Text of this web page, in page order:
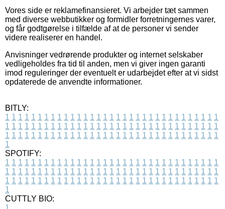
Vores side er reklamefinansieret. Vi arbejder tæt sammen
med diverse webbutikker og formidler forretningernes varer,
og får godtgørelse i tilfælde af at de personer vi sender
videre realiserer en handel.
Anvisninger vedrørende produkter og internet selskaber
vedligeholdes fra tid til anden, men vi giver ingen garanti
imod reguleringer der eventuelt er udarbejdet efter at vi sidst
opdaterede de anvendte informationer.
BITLY:
1 1 1 1 1 1 1 1 1 1 1 1 1 1 1 1 1 1 1 1 1 1 1 1 1 1 1 1 1 1 1 1 1
1 1 1 1 1 1 1 1 1 1 1 1 1 1 1 1 1 1 1 1 1 1 1 1 1 1 1 1 1 1 1 1 1
1 1 1 1 1 1 1 1 1 1 1 1 1 1 1 1 1 1 1 1 1 1 1 1 1 1 1 1 1 1 1 1 1
1
SPOTIFY:
1 1 1 1 1 1 1 1 1 1 1 1 1 1 1 1 1 1 1 1 1 1 1 1 1 1 1 1 1 1 1 1 1
1 1 1 1 1 1 1 1 1 1 1 1 1 1 1 1 1 1 1 1 1 1 1 1 1 1 1 1 1 1 1 1 1
1 1 1 1 1 1 1 1 1 1 1 1 1 1 1 1 1 1 1 1 1 1 1 1 1 1 1 1 1 1 1 1 1
1
CUTTLY BIO: